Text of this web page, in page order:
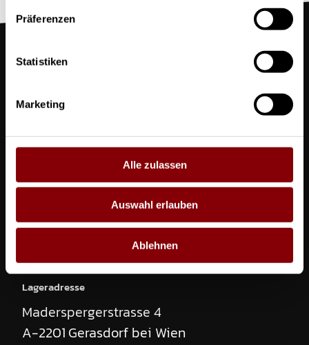
Präferenzen
Statistiken
Marketing
Alle zulassen
Auswahl erlauben
Ablehnen
2-Lite Blinder
Stückzahl
Telefon
E-Mail
office@supporting-role.at
Anschrift
Attemsgasse 7 / C32
A-1220Wien
Lageradresse
Maderspergerstrasse 4
A-2201 Gerasdorf bei Wien